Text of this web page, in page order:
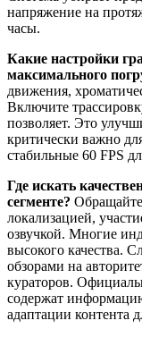
напряжение на
часы.
Какие настройки
максимального
движения,
Включите
позволяет. Это
критически важно
стабильные 60 FPS
Где искать
сегменте?
локализацией,
озвучкой. Многие
высокого качества.
обзорами на
кураторов.
содержат
адаптации контента